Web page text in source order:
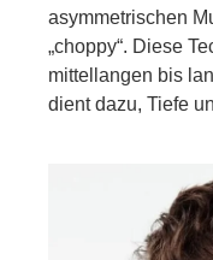
asymmetrischen
„choppy“. Diese
mittellangen bis
dient dazu, Tiefe